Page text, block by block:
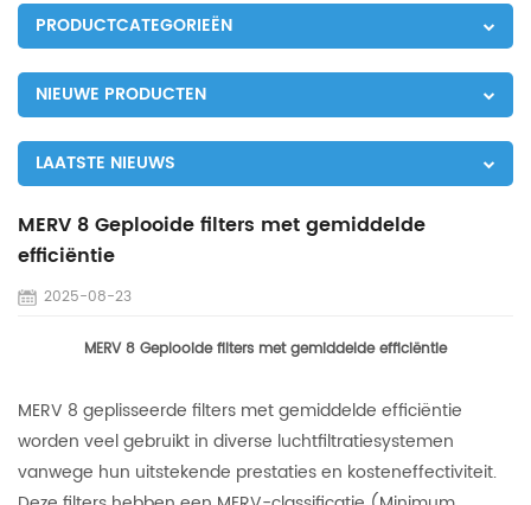
PRODUCTCATEGORIEËN
NIEUWE PRODUCTEN
LAATSTE NIEUWS
MERV 8 Geplooide filters met gemiddelde
efficiëntie
2025-08-23
MERV 8 Geplooide filters met gemiddelde efficiëntie
MERV 8 geplisseerde filters met gemiddelde efficiëntie
worden veel gebruikt in diverse luchtfiltratiesystemen
vanwege hun uitstekende prestaties en kosteneffectiviteit.